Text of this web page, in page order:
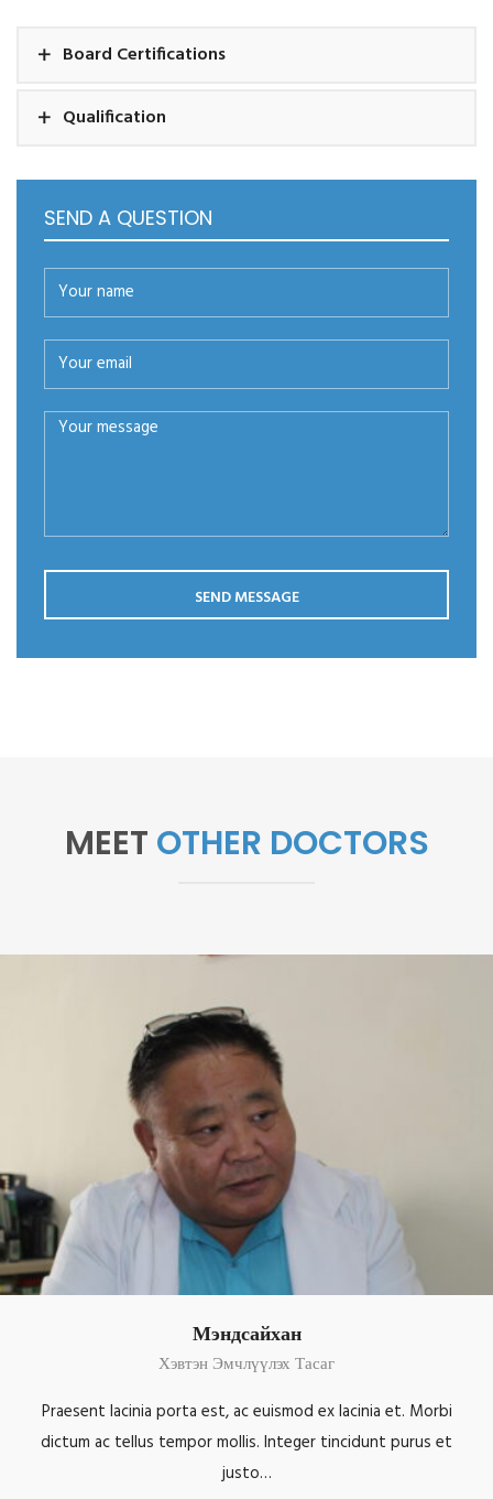
Board Certifications
Qualification
SEND A QUESTION
SEND MESSAGE
MEET OTHER DOCTORS
Мэндсайхан
Хэвтэн Эмчлүүлэх Тасаг
Praesent lacinia porta est, ac euismod ex lacinia et. Morbi
dictum ac tellus tempor mollis. Integer tincidunt purus et
justo…